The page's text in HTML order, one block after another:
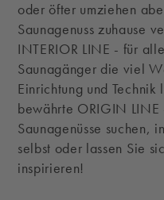
oder öfter umziehen
Saunagenuss zuhause
INTERIOR LINE - für
Saunagänger die viel
Einrichtung und
bewährte ORIGIN
Saunagenüsse suchen,
selbst oder lassen Sie
inspirieren!